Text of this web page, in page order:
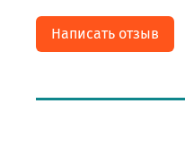
Написать отзыв